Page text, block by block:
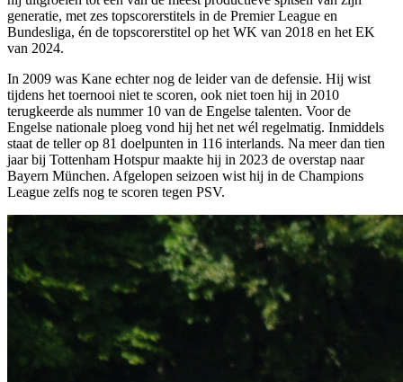
generatie, met zes topscorerstitels in de Premier League en
Bundesliga, én de topscorerstitel op het WK van 2018 en het EK
van 2024.
In 2009 was Kane echter nog de leider van de defensie. Hij wist
tijdens het toernooi niet te scoren, ook niet toen hij in 2010
terugkeerde als nummer 10 van de Engelse talenten. Voor de
Engelse nationale ploeg vond hij het net wél regelmatig. Inmiddels
staat de teller op 81 doelpunten in 116 interlands. Na meer dan tien
jaar bij Tottenham Hotspur maakte hij in 2023 de overstap naar
Bayern München. Afgelopen seizoen wist hij in de Champions
League zelfs nog te scoren tegen PSV.